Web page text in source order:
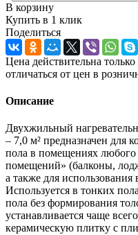
В корзину
Купить в 1 клик
Поделиться
Цена действительна
отличаться от цен в
Описание
Двухжильный
– 7,0 м² предназначен для
пола в помещениях
помещений» (балконы,
а также для использования
Используется в тонких
пола без формирования
устанавливается чаще
керамическую плитку с